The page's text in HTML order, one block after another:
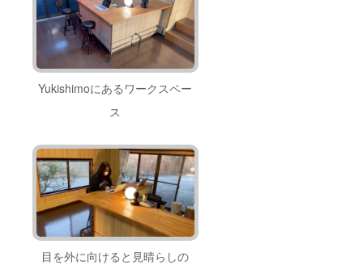
Yukishimoにあるワークスペー
ス
目を外に向けると見晴らしの